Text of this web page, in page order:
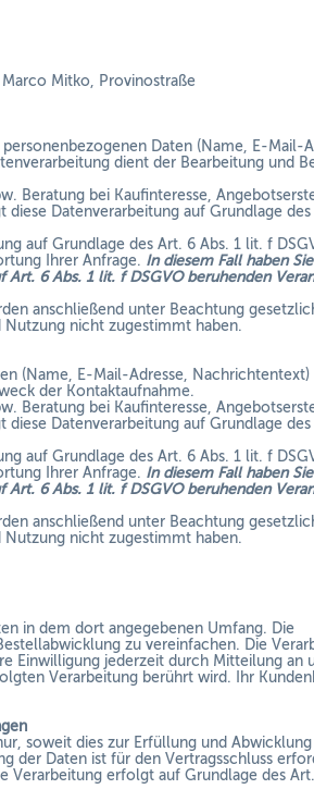
Marco Mitko, Provinostraße
Daten (Name, E-Mail-
dient der Bearbeitung und
Beratung bei Kaufinteresse,
Datenverarbeitung auf Grundlage des
auf Grundlage des Art. 6 Abs. 1 lit. f
Ihrer Anfrage. In diesem Fall haben
6 Abs. 1 lit. f DSGVO beruhenden
anschließend unter Beachtung
nicht zugestimmt haben.
(Name, E-Mail-Adresse, Nachrichtentext)
der Kontaktaufnahme.
Beratung bei Kaufinteresse,
Datenverarbeitung auf Grundlage des
auf Grundlage des Art. 6 Abs. 1 lit. f
Ihrer Anfrage. In diesem Fall haben
6 Abs. 1 lit. f DSGVO beruhenden
anschließend unter Beachtung
nicht zugestimmt haben.
in dem dort angegebenen Umfang. Die
zu vereinfachen. Die
Einwilligung jederzeit durch Mitteilung an
Verarbeitung berührt wird. Ihr
soweit dies zur Erfüllung und
der Daten ist für den Vertragsschluss
Verarbeitung erfolgt auf Grundlage des